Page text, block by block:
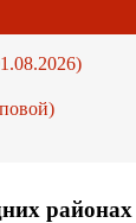
районах